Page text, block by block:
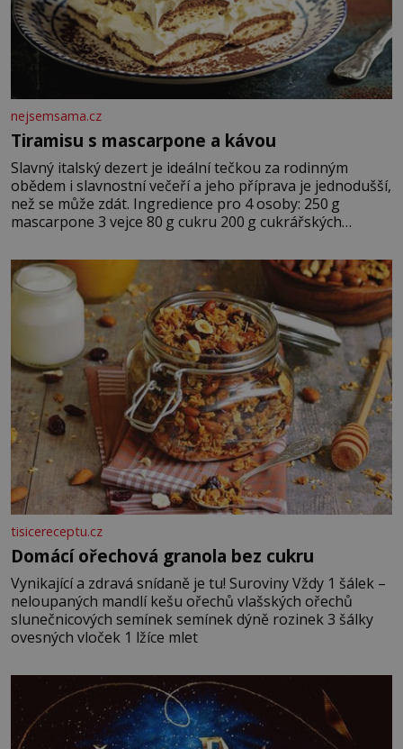
nejsemsama.cz
Tiramisu s mascarpone a kávou
Slavný italský dezert je ideální tečkou za rodinným
obědem i slavnostní večeří a jeho příprava je jednodušší,
než se může zdát. Ingredience pro 4 osoby: 250 g
mascarpone 3 vejce 80 g cukru 200 g cukrářských
posypání Postup: Oddělte žloutky od bílků. Žloutky
vyšlehejte s cukrem do světlé pěny a postupně do nich
vmíchejte mascarpone, aby vznikl hladký
tisicereceptu.cz
Domácí ořechová granola bez cukru
Vynikající a zdravá snídaně je tu! Suroviny Vždy 1 šálek –
neloupaných mandlí kešu ořechů vlašských ořechů
slunečnicových semínek semínek dýně rozinek 3 šálky
ovesných vloček 1 lžíce mlet